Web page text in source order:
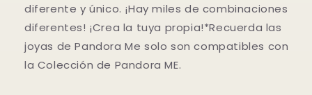
diferente y único. ¡Hay miles de combinaciones
diferentes! ¡Crea la tuya propia!*Recuerda las
joyas de Pandora Me solo son compatibles con
la Colección de Pandora ME.